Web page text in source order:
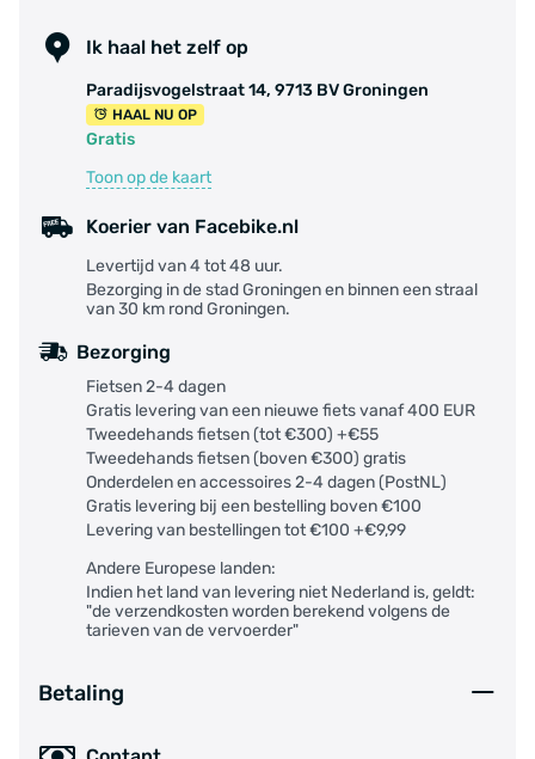
Ik haal het zelf op
Paradijsvogelstraat 14, 9713 BV Groningen
HAAL NU OP
Gratis
Toon op de kaart
Koerier van Facebike.nl
Levertijd van 4 tot 48 uur.
Bezorging in de stad Groningen en binnen een straal
van 30 km rond Groningen.
Bezorging
Fietsen 2-4 dagen
Gratis levering van een nieuwe fiets vanaf 400 EUR
Tweedehands fietsen (tot €300) +€55
Tweedehands fietsen (boven €300) gratis
Onderdelen en accessoires 2-4 dagen (PostNL)
Gratis levering bij een bestelling boven €100
Levering van bestellingen tot €100 +€9,99
Andere Europese landen:
Indien het land van levering niet Nederland is, geldt:
"de verzendkosten worden berekend volgens de
tarieven van de vervoerder"
Betaling